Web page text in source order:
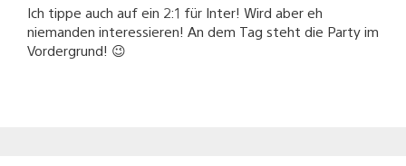
Ich tippe auch auf ein 2:1 für Inter! Wird aber eh
niemanden interessieren! An dem Tag steht die Party im
Vordergrund! 😉